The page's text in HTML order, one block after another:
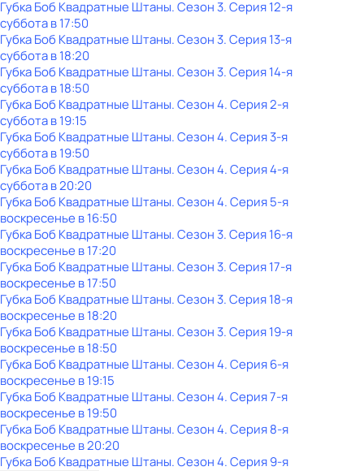
Губка Боб Квадратные Штаны. Сезон 3. Серия 12-я
субботав17:50
Губка Боб Квадратные Штаны. Сезон 3. Серия 13-я
субботав18:20
Губка Боб Квадратные Штаны. Сезон 3. Серия 14-я
субботав18:50
Губка Боб Квадратные Штаны. Сезон 4. Серия 2-я
субботав19:15
Губка Боб Квадратные Штаны. Сезон 4. Серия 3-я
субботав19:50
Губка Боб Квадратные Штаны. Сезон 4. Серия 4-я
субботав20:20
Губка Боб Квадратные Штаны. Сезон 4. Серия 5-я
воскресенье в16:50
Губка Боб Квадратные Штаны. Сезон 3. Серия 16-я
воскресенье в17:20
Губка Боб Квадратные Штаны. Сезон 3. Серия 17-я
воскресенье в17:50
Губка Боб Квадратные Штаны. Сезон 3. Серия 18-я
воскресенье в18:20
Губка Боб Квадратные Штаны. Сезон 3. Серия 19-я
воскресенье в18:50
Губка Боб Квадратные Штаны. Сезон 4. Серия 6-я
воскресенье в19:15
Губка Боб Квадратные Штаны. Сезон 4. Серия 7-я
воскресенье в19:50
Губка Боб Квадратные Штаны. Сезон 4. Серия 8-я
воскресенье в20:20
Губка Боб Квадратные Штаны. Сезон 4. Серия 9-я